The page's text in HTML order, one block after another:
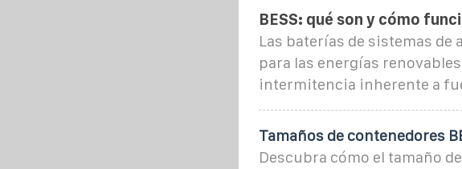
BESS: qué son y cómo
Las baterías de sistemas de
para las energías
intermitencia inherente a
Tamaños de contenedores
Descubra cómo el tamaño